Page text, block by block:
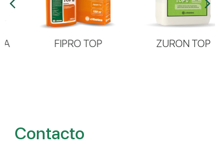
FIPRO TOP ZURON TOP
Contacto